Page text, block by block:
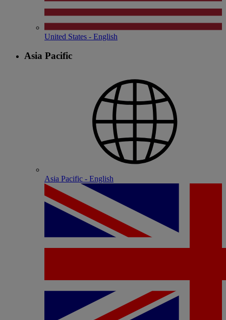
United States - English
Asia Pacific
Asia Pacific - English